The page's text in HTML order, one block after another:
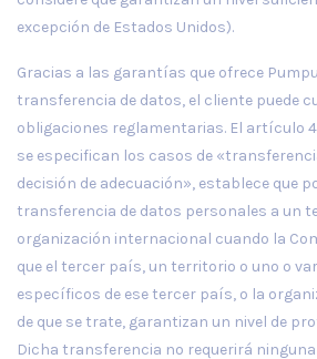
excepción de Estados Unidos).
Gracias a las garantías que ofrece
transferencia de datos, el cliente puede
obligaciones reglamentarias. El artículo
se especifican los casos de
decisión de adecuación», establece que
transferencia de datos personales a un
organización internacional cuando la
que el tercer país, un territorio o uno o
específicos de ese tercer país, o la
de que se trate, garantizan un nivel de
Dicha transferencia no requerirá